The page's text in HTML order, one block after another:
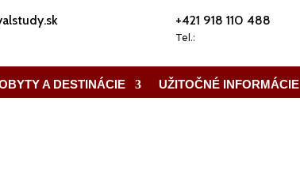
+421 918 110 488
Tel.:
A DESTINÁCIE UŽITOČNÉ INFORMÁCIE